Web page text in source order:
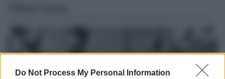
Do Not Process My Personal Information